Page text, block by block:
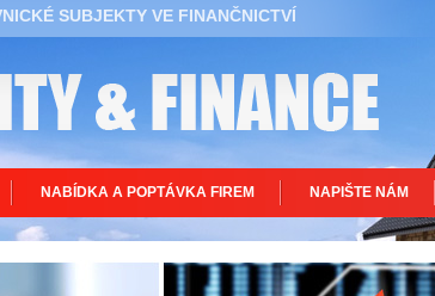
SUBJEKTY VE FINANČNICTVÍ
NABÍDKA A POPTÁVKA FIREM NAPIŠTE NÁM